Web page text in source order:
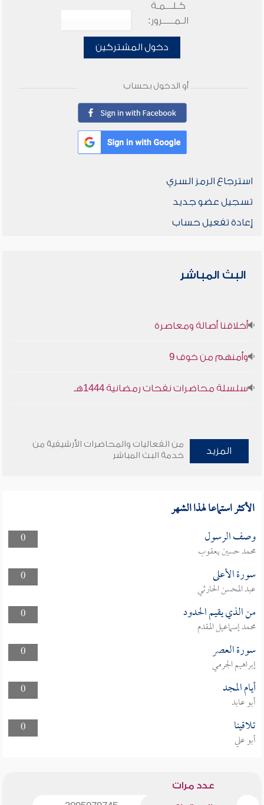
كـلـــمـة
الـمـــــرور:
دخول المشتركين
أو الدخول بحساب
استرجاع الرمز السري
تسجيل عضو جديد
إعادة تفعيل حساب
البث المباشر
أخلاقنا أصالة ومعاصرة
وأمنهم من خوف 9
سلسلة محاضرات نفحات رمضانية 1444هـ
المزيد
من الفعاليات والمحاضرات الأرشيفية من
خدمة البث المباشر
الأكثر استماعا لهذا الشهر
0 وصف الرسول
محمد حسين يعقوب
0
سورة الأعلى
عبد المحسن الحارثي
0
من الذي يقيم الحدود
محمد إسماعيل المقدم
0
سورة العصر
إبراهيم الجرمي
0
أيام المجد
أبو عابد
0
تلاقينا
أبو علي
عدد مرات